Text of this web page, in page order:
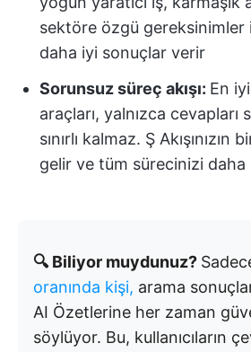
sektöre özgü gereksinimler
daha iyi sonuçlar verir
Sorunsuz süreç akışı: En iyi
araçları, yalnızca cevapları
sınırlı kalmaz. Ş Akışınızın
gelir ve tüm sürecinizi daha
🔍 Biliyor muydunuz?
oranında kişi, arama
AI Özetlerine her zaman
söylüyor. Bu, kullanıcıların